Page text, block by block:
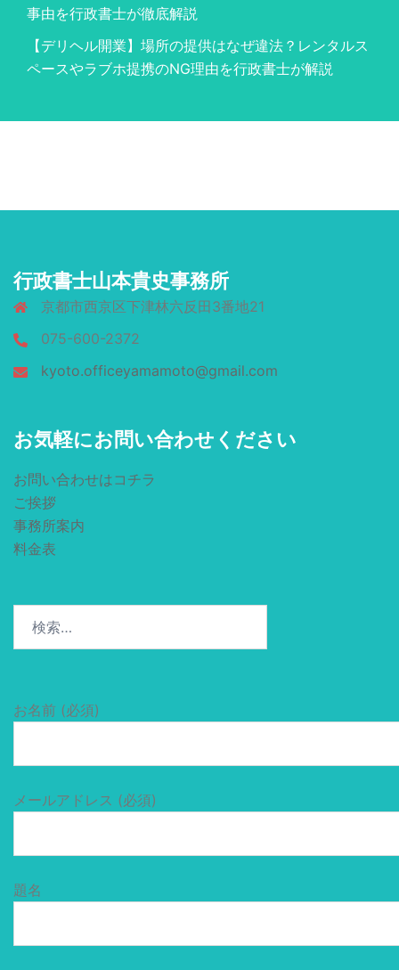
事由を行政書士が徹底解説
【デリヘル開業】場所の提供はなぜ違法？レンタルス
ペースやラブホ提携のNG理由を行政書士が解説
行政書士山本貴史事務所
京都市西京区下津林六反田3番地21
075-600-2372
kyoto.officeyamamoto@gmail.com
お気軽にお問い合わせください
お問い合わせはコチラ
ご挨拶
事務所案内
料金表
お名前 (必須)
メールアドレス (必須)
題名